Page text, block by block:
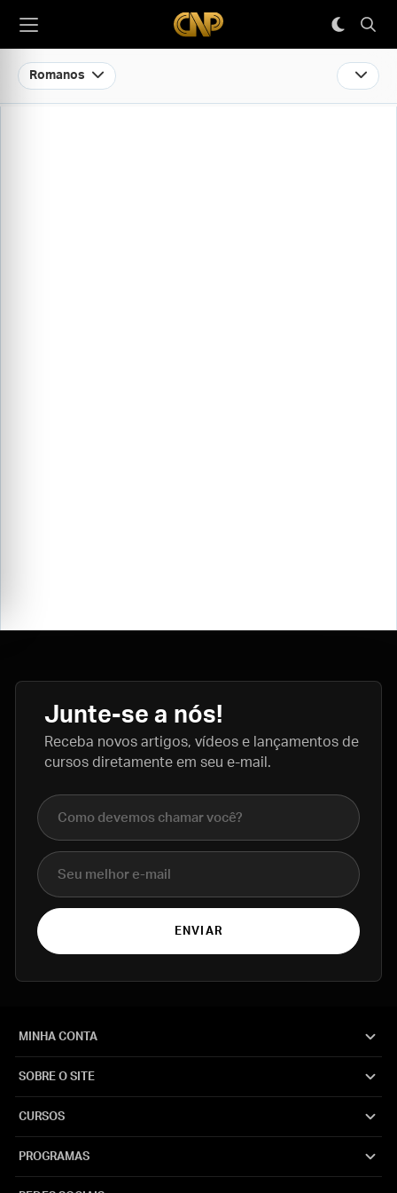
Romanos
Junte-se a nós!
Receba novos artigos, vídeos e lançamentos de
cursos diretamente em seu e-mail.
Nome completo
E-mail
ENVIAR
MINHA CONTA
SOBRE O SITE
CURSOS
PROGRAMAS